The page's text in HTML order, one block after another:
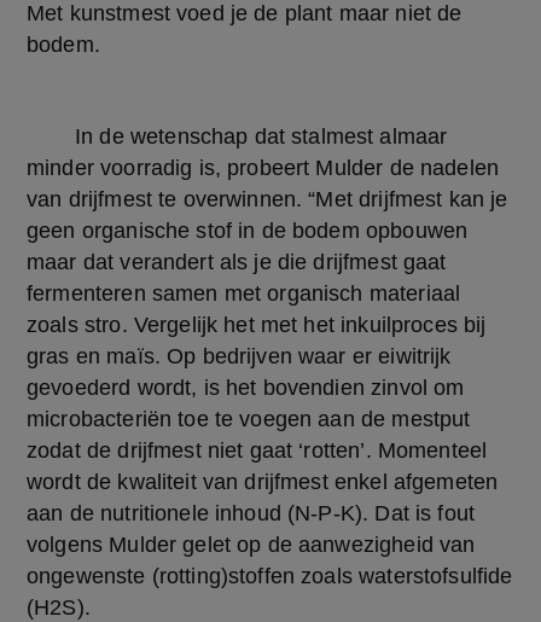
Met kunstmest voed je de plant maar niet de
bodem.
minder voorradig is, probeert Mulder de nadelen
van drijfmest te overwinnen. “Met drijfmest kan je
geen organische stof in de bodem opbouwen
maar dat verandert als je die drijfmest gaat
fermenteren samen met organisch materiaal
zoals stro. Vergelijk het met het inkuilproces bij
gras en maïs. Op bedrijven waar er eiwitrijk
gevoederd wordt, is het bovendien zinvol om
microbacteriën toe te voegen aan de mestput
zodat de drijfmest niet gaat ‘rotten’. Momenteel
wordt de kwaliteit van drijfmest enkel afgemeten
aan de nutritionele inhoud (N-P-K). Dat is fout
volgens Mulder gelet op de aanwezigheid van
ongewenste (rotting)stoffen zoals waterstofsulfide
(H2S).